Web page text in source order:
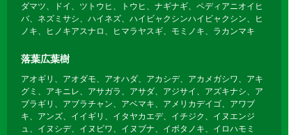
ダマツ、ドイ、ツトウヒ、トウヒ、ナギナギ、ペディアニオイヒ
バ、ネズミサシ、ハイネズ、ハイビャクシンハイビャクシン、ヒ
ノキ、ヒノキアスナロ、ヒマラヤスギ、モミノキ、ラカンマキ
落葉広葉樹
アオギリ、アオダモ、アオハダ、アカシデ、アカメガシワ、アキ
グミ、アキニレ、アサガラ、アサダ、アジサイ、アズキナシ、ア
ブラギリ、アブラチャン、アベマキ、アメリカデイゴ、アワブ
キ、アンズ、イイギリ、イタヤカエデ、イチジク、イヌエンジ
ュ、イヌシデ、イヌビワ、イヌブナ、イボタノキ、イロハモミ